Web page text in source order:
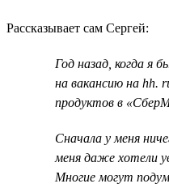
Рассказывает сам Сергей:
Год назад, когда я
на вакансию на hh.
продуктов в
Cначала у меня
меня даже хотели
Многие могут